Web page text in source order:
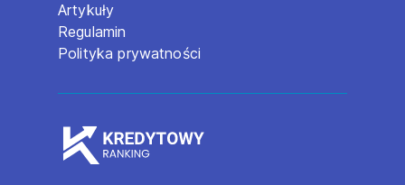
Artykuły
Regulamin
Polityka prywatności